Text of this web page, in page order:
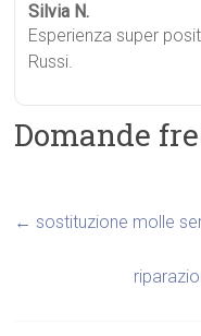
Silvia N.
Esperienza super
Russi.
Domande
← sostituzione molle